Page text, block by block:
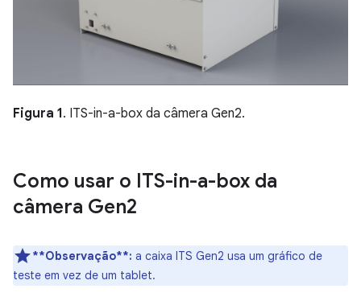
Figura 1. ITS-in-a-box da câmera Gen2.
Como usar o ITS-in-a-box da
câmera Gen2
**Observação**: a caixa ITS Gen2 usa um gráfico de
teste em vez de um tablet.